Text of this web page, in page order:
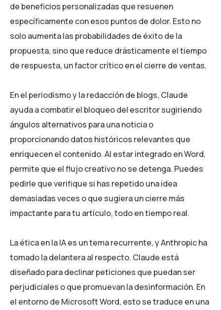
de beneficios personalizadas que resuenen
específicamente con esos puntos de dolor. Esto no
solo aumenta las probabilidades de éxito de la
propuesta, sino que reduce drásticamente el tiempo
de respuesta, un factor crítico en el cierre de ventas.
En el periodismo y la redacción de blogs, Claude
ayuda a combatir el bloqueo del escritor sugiriendo
ángulos alternativos para una noticia o
proporcionando datos históricos relevantes que
enriquecen el contenido. Al estar integrado en Word,
permite que el flujo creativo no se detenga. Puedes
pedirle que verifique si has repetido una idea
demasiadas veces o que sugiera un cierre más
impactante para tu artículo, todo en tiempo real.
La ética en la IA es un tema recurrente, y Anthropic ha
tomado la delantera al respecto. Claude está
diseñado para declinar peticiones que puedan ser
perjudiciales o que promuevan la desinformación. En
el entorno de Microsoft Word, esto se traduce en una